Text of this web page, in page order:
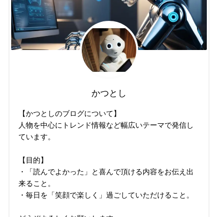
かつとし
【かつとしのブログについて】
人物を中心にトレンド情報など幅広いテーマで発信し
ています。
【目的】
・「読んでよかった」と喜んで頂ける内容をお伝え出
来ること。
・毎日を「笑顔で楽しく」過ごしていただけること。